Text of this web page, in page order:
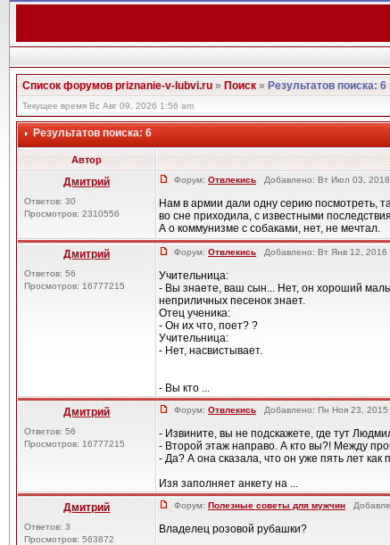
Список форумов priznanie-v-lubvi.ru»Поиск»Результатов поиска: 6
Текущее время Вс Авг 09, 2026 1:56 am
Результатов поиска: 6
Автор
Дмитрий
Ответов: 30
Просмотров: 2310556
Форум: Отвлекись Добавлено: Вт Июл 03,
Нам в армии дали одну серию посмотреть,
во сне приходила, с известными
А о коммунизме с собаками, нет, не мечтал.
Дмитрий
Ответов: 56
Просмотров: 16777215
Форум: Отвлекись Добавлено: Вт Янв 12,
Учительница:
- Вы знаете, ваш сын... Нет, он хороший
неприличных песенок знает.
Отец ученика:
- Он их что, поет? ?
Учительница:
- Нет, насвистывает.
- Вы кто ...
Дмитрий
Ответов: 56
Просмотров: 16777215
Форум: Отвлекись Добавлено: Пн Ноя 23,
- Извините, вы не подскажете, где тут
- Второй этаж направо. А кто вы?! Между
- Да? А она сказала, что он уже пять лет как
Изя заполняет анкету на ...
Дмитрий
Ответов: 3
Просмотров: 563872
Форум: Полезные советы для мужчин
Владелец розовой рубашки?